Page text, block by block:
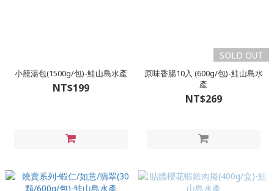
小籠湯包(1500g/包)-鮭山島水產
NT$199
SOLD OUT
原味香腸10入 (600g/包)-鮭山島水
產
NT$269